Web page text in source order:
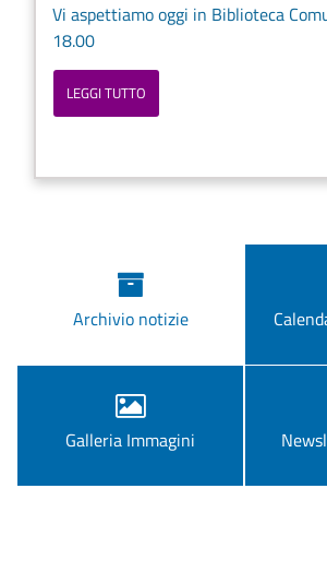
Vi aspettiamo oggi in Biblioteca
18.00
LEGGI TUTTO
Archivio notizie
Galleria Immagini